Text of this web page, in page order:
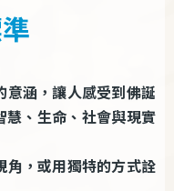
涵，讓人感受到佛誕
慧、生命、社會與現實
角，或用獨特的方式詮